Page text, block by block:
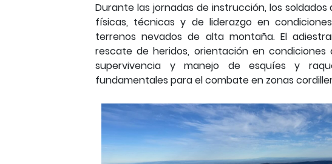
Durante las jornadas de instrucción, los
físicas, técnicas y de liderazgo en
terrenos nevados de alta montaña. El
rescate de heridos, orientación en
supervivencia y manejo de esquíes y
fundamentales para el combate en zonas